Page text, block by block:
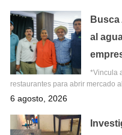
al
*Vincula
restaurantes para abrir mercado
6 agosto, 2026